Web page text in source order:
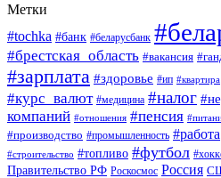
Метки
#tochka #банк #беларусбанк
#брестская_область #вакансия
#зарплата #здоровье #ип #квартира
#курс_валют #медицина #налог
компаний #отношения #пенсия
#производство #промышленность #работа
#строительство #топливо #футбол
Правительство РФ Роскосмос Россия